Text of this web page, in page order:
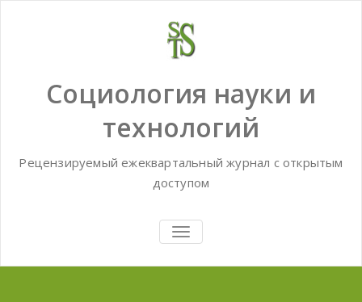
Социология науки и
технологий
Рецензируемый ежеквартальный журнал с открытым
доступом
TOGGLE
NAVIGATION